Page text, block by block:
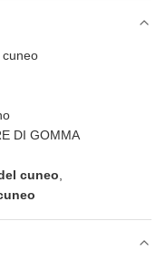
cuneo
DI GOMMA
cuneo